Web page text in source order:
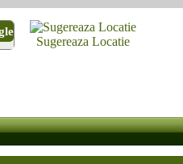
Sugereaza Locatie